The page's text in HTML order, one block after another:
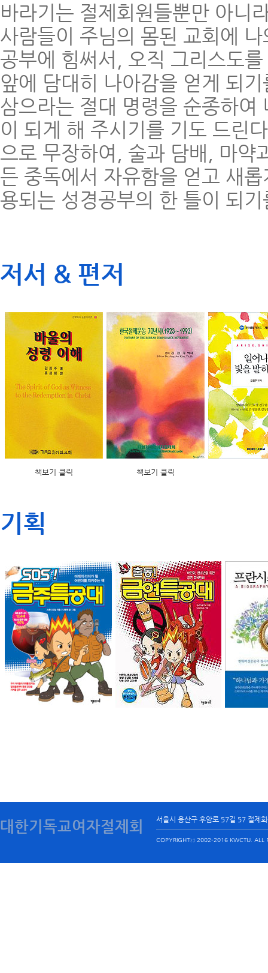
바라기는 절제회원들뿐만 아니
사람들이 주님의 몸된 교회에
공부에 힘써서, 오직 그리스도
앞에 담대히 나아감을 얻게 되
삼으라는 절대 명령을 순종하
이 되게 해 주시기를 기도 드린
으로 무장하여, 술과 담배, 마약
든 중독에서 자유함을 얻고 새
용되는 성경공부의 한 틀이 되
저서 & 편저
책보기 클릭 책보기 클릭
기획
대한기독교여자절제회 서울시 용산구 후암로 57길 57 절제
COPYRIGHTⓒ 2002-2016 KWCTU. ALL